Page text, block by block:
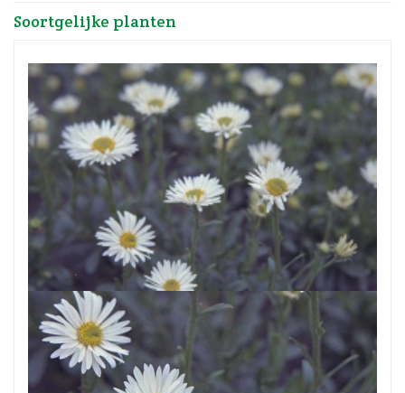
Soortgelijke planten